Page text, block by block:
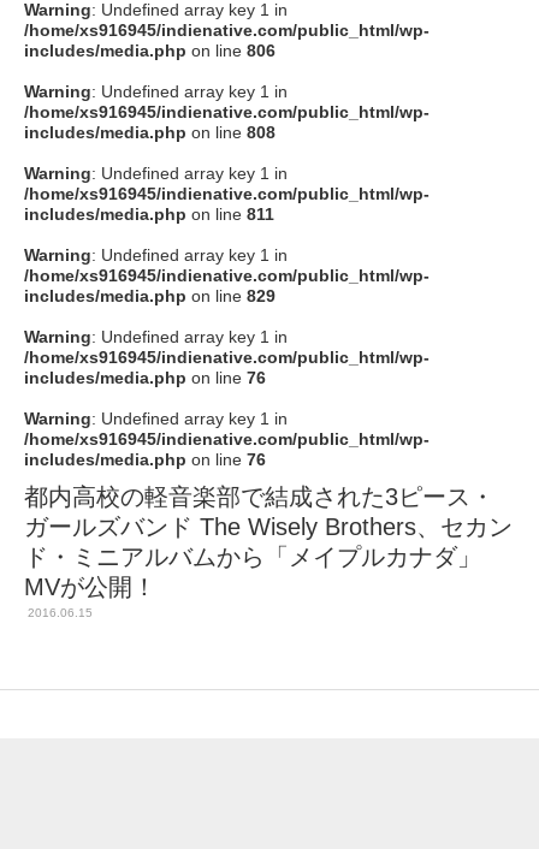
Warning: Undefined array key 1 in
/home/xs916945/indienative.com/public_html/wp-
includes/media.php on line 806
Warning: Undefined array key 1 in
/home/xs916945/indienative.com/public_html/wp-
includes/media.php on line 808
Warning: Undefined array key 1 in
/home/xs916945/indienative.com/public_html/wp-
includes/media.php on line 811
Warning: Undefined array key 1 in
/home/xs916945/indienative.com/public_html/wp-
includes/media.php on line 829
Warning: Undefined array key 1 in
/home/xs916945/indienative.com/public_html/wp-
includes/media.php on line 76
Warning: Undefined array key 1 in
/home/xs916945/indienative.com/public_html/wp-
includes/media.php on line 76
都内高校の軽音楽部で結成された3ピース・
ガールズバンド The Wisely Brothers、セカン
ド・ミニアルバムから「メイプルカナダ」
MVが公開！
2016.06.15